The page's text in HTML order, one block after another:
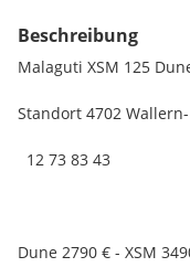
Beschreibung
Malaguti XSM 125
Standort 4702
12 73 83 43
Dune 2790 € - XSM